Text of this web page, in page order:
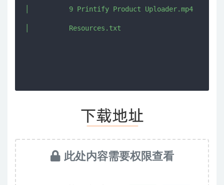
│          9 Printify Product Uploader.mp4
│          Resources.txt
此处内容需要权限查看